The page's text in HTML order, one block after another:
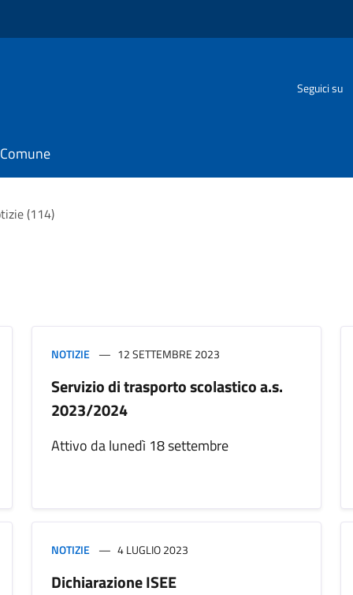
Seguici su
(114)
NOTIZIE 12 SETTEMBRE 2023
Servizio di trasporto scolastico a.s.
2023/2024
Attivo da lunedì 18 settembre
NOTIZIE 4 LUGLIO 2023
Dichiarazione ISEE